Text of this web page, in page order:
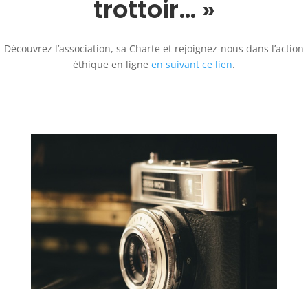
trottoir… »
Découvrez l’association, sa Charte et rejoignez-nous dans l’action
éthique en ligne en suivant ce lien.